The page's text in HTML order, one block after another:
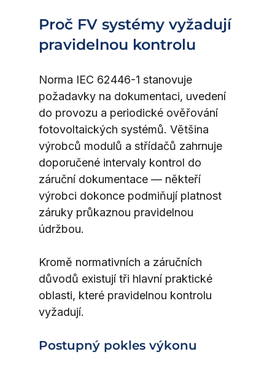
Proč FV systémy vyžadují
pravidelnou kontrolu
Norma IEC 62446-1 stanovuje
požadavky na dokumentaci, uvedení
do provozu a periodické ověřování
fotovoltaických systémů. Většina
výrobců modulů a střídačů zahrnuje
doporučené intervaly kontrol do
záruční dokumentace — někteří
výrobci dokonce podmiňují platnost
záruky průkaznou pravidelnou
údržbou.
Kromě normativních a záručních
důvodů existují tři hlavní praktické
oblasti, které pravidelnou kontrolu
vyžadují.
Postupný pokles výkonu